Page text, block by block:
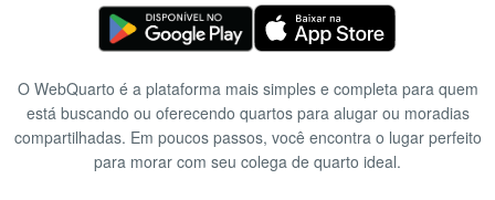
O WebQuarto é a plataforma mais simples e completa para quem
está buscando ou oferecendo quartos para alugar ou moradias
compartilhadas. Em poucos passos, você encontra o lugar perfeito
para morar com seu colega de quarto ideal.